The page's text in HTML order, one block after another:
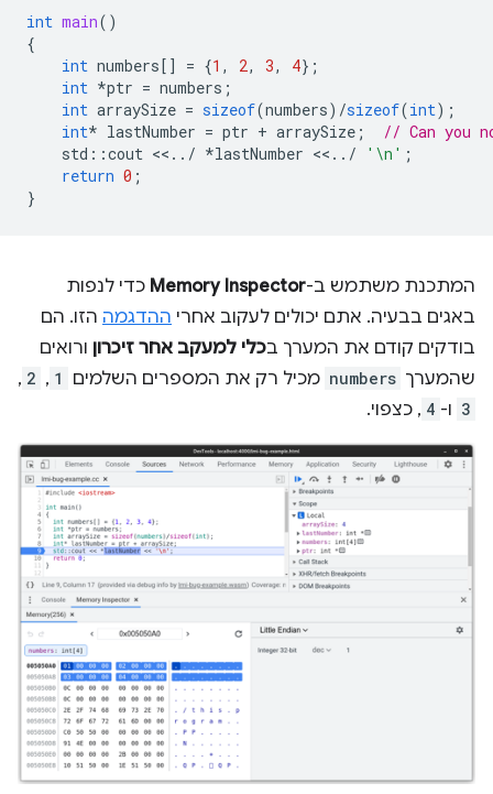
int main()
{
int numbers [] = {1 , 2, 3, 4};
int *ptr = numbers ;
int arraySize = sizeof(numbers) /sizeof(int);
int* lastNumber = ptr + arraySize ;
// Can you
std ::cout << .. / *lastNumber << .. / '\n' ;
return 0 ;
}
המתכנת משתמש ב-Memory Inspector כדי לנפות
באגים בבעיה. אתם יכולים לעקוב אחרי ההדגמה הזו. הם
בודקים קודם את המערך בכלי למעקב אחר זיכרון ורואים
שהמערך numbers מכיל רק את המספרים השלמים 1
,‏
2
,‏
3 ו- 4 , כצפוי.